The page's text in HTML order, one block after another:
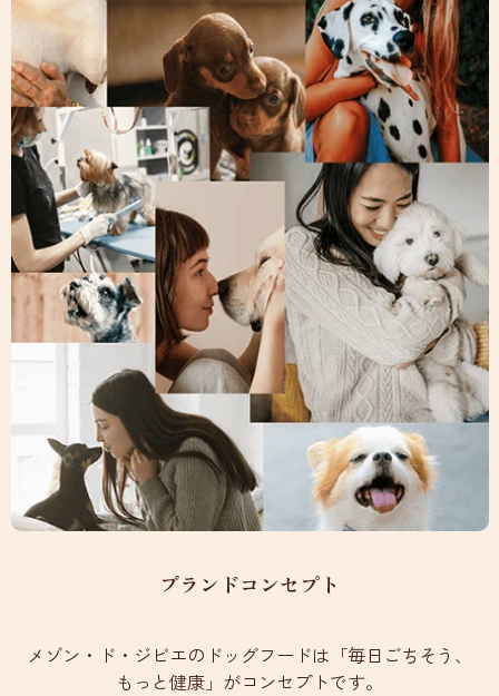
ブランドコンセプト
メゾン・ド・ジビエのドッグフードは「毎日ごちそう、
もっと健康」がコンセプトです。